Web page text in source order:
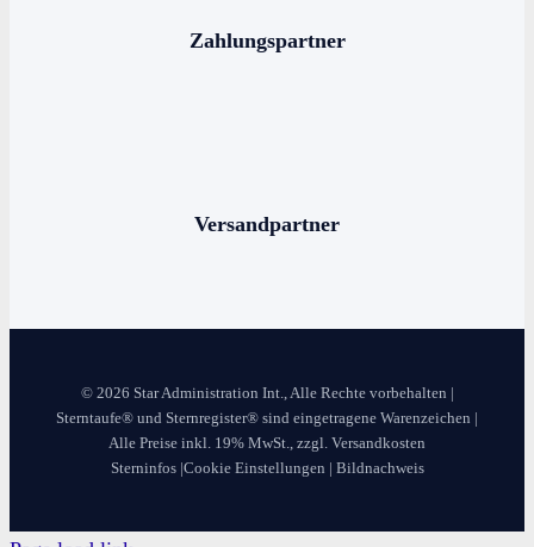
Zahlungspartner
Versandpartner
© 2026 Star Administration Int., Alle Rechte vorbehalten |
Sterntaufe® und Sternregister® sind eingetragene Warenzeichen |
Alle Preise inkl. 19% MwSt., zzgl. Versandkosten
Sterninfos|Cookie Einstellungen | Bildnachweis